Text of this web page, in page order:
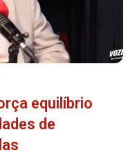
equilíbrio
de